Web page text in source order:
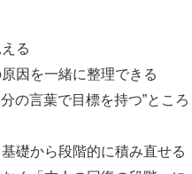
る
因を一緒に整理できる
の言葉で目標を持つ”ところ
礎から段階的に積み直せる